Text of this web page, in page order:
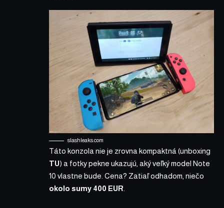
slashleaks.com
Táto konzola nie je zrovna kompaktná (unboxing
TU) a fotky pekne ukazujú, aký veľký model Note
10 vlastne bude. Cena? Zatiaľ odhadom, niečo
okolo sumy 400 EUR